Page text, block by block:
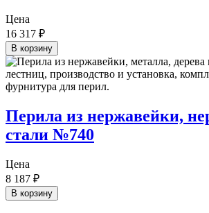
Цена
16 317 ₽
В корзину
Перила из нержавейки,
стали №740
Цена
8 187 ₽
В корзину